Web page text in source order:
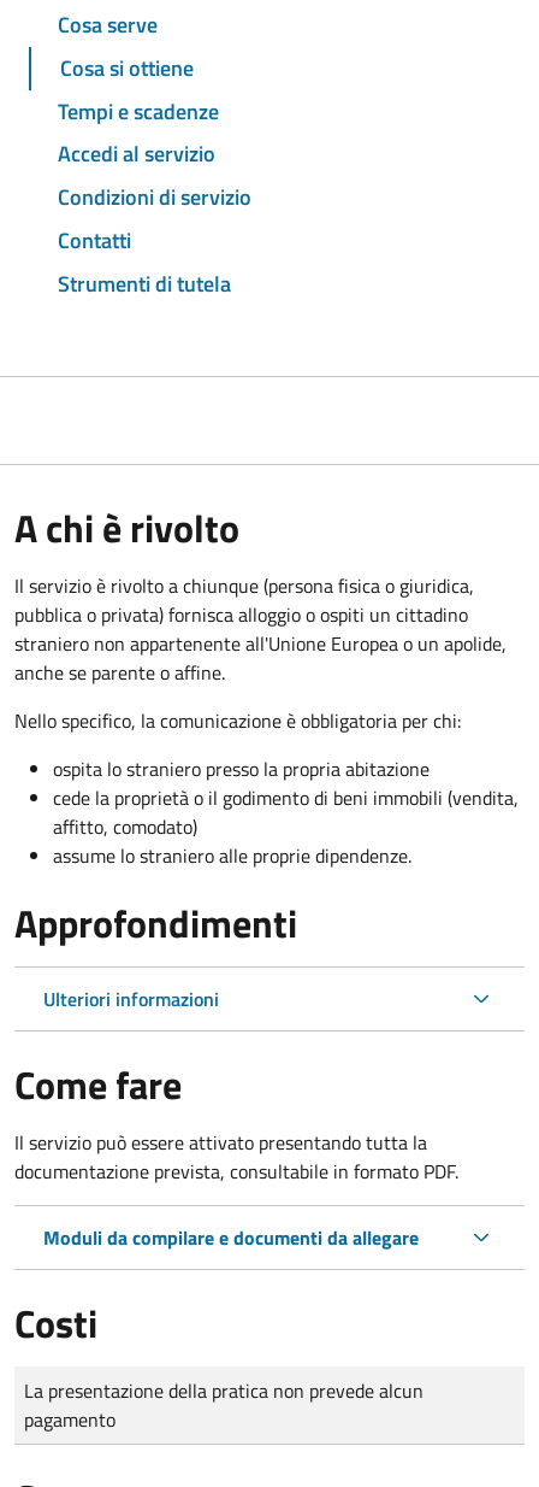
Cosa serve
Cosa si ottiene
Tempi e scadenze
Accedi al servizio
Condizioni di servizio
Contatti
Strumenti di tutela
A chi è rivolto
Il servizio è rivolto a chiunque (persona fisica o giuridica,
pubblica o privata) fornisca alloggio o ospiti un cittadino
straniero non appartenente all'Unione Europea o un apolide,
anche se parente o affine.
Nello specifico, la comunicazione è obbligatoria per chi:
ospita lo straniero presso la propria abitazione
cede la proprietà o il godimento di beni immobili (vendita,
affitto, comodato)
assume lo straniero alle proprie dipendenze.
Approfondimenti
Ulteriori informazioni
Come fare
Il servizio può essere attivato presentando tutta la
documentazione prevista, consultabile in formato PDF.
Moduli da compilare e documenti da allegare
Costi
Tipo di pagamento
Importo
La presentazione della pratica non prevede alcun
pagamento